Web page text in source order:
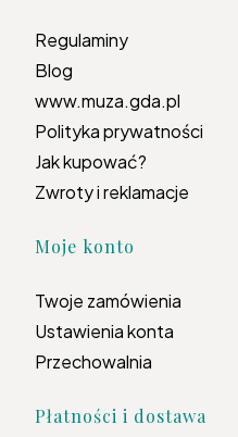
Regulaminy
Blog
www.muza.gda.pl
Polityka prywatności
Jak kupować?
Zwroty i reklamacje
Moje konto
Twoje zamówienia
Ustawienia konta
Przechowalnia
Płatności i dostawa